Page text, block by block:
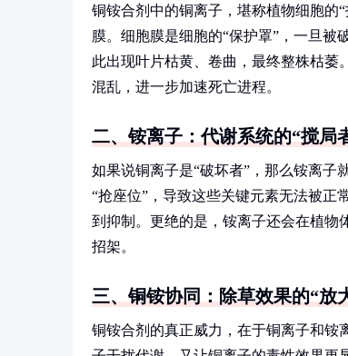
铜铵合剂中的铜离子，堪称植物细胞的
膜。细胞膜是细胞的“保护罩”，一旦被
此出现叶片枯黄、卷曲，最终整株枯萎
混乱，进一步加速死亡进程。
二、铵离子：代谢系统的“搅局
如果说铜离子是“破坏者”，那么铵离子
“抢座位”，导致这些关键元素无法被正
到抑制。更绝的是，铵离子还会在植物
招架。
三、铜铵协同：除草效果的“放
铜铵合剂的真正威力，在于铜离子和铵